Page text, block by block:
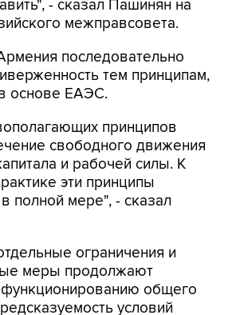
последовательно
основе ЕАЭС.
принципов
и рабочей силы. К
эти принципы
полной мере", - сказал
ограничения и
общего
условий
и эффективность